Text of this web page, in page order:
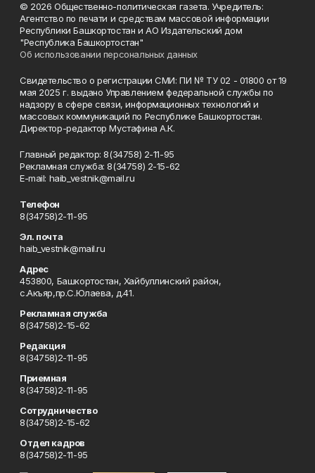
© 2026 Общественно-политическая газета. Учредитель:
Агентство по печати и средствам массовой информации
Республики Башкортостан и АО Издательский дом
"Республика Башкортостан"
Об использовании персональных данных
Свидетельство о регистрации СМИ: ПИ № ТУ 02 - 01800 от 19
мая 2025 г. выдано Управлением федеральной службы по
надзору в сфере связи, информационных технологий и
массовых коммуникаций по Республике Башкортостан.
Директор-редактор Мустафина А.К.
Главный редактор: 8(34758) 2-11-95
Рекламная служба: 8(34758) 2-15-62
Е-mаil: haib_vestnik@mail.ru
Телефон
8(34758)2-11-95
Эл. почта
haib_vestnik@mail.ru
Адрес
453800, Башкортостан, Хайбуллинский район,
с.Акъяр,пр.С.Юлаева, д.41.
Рекламная служба
8(34758)2-15-62
Редакция
8(34758)2-11-95
Приемная
8(34758)2-11-95
Сотрудничество
8(34758)2-15-62
Отдел кадров
8(34758)2-11-95